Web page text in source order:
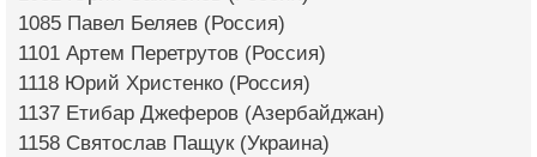
1085 Павел Беляев (Россия)
1101 Артем Перетрутов (Россия)
1118 Юрий Христенко (Россия)
1137 Етибар Джеферов (Азербайджан)
1158 Святослав Пащук (Украина)